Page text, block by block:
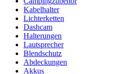
Kabelhalter
Lichterketten
Dashcam
Halterungen
Lautsprecher
Blendschutz
Abdeckungen
Akkus